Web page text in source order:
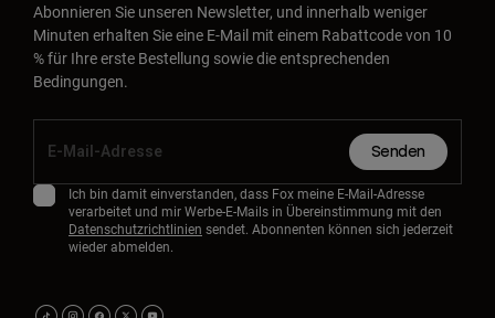
Abonnieren Sie unseren Newsletter, und innerhalb weniger
Minuten erhalten Sie eine E-Mail mit einem Rabattcode von 10
% für Ihre erste Bestellung sowie die entsprechenden
Bedingungen.
Senden
Ich bin damit einverstanden, dass Fox meine E-Mail-Adresse
verarbeitet und mir Werbe-E-Mails in Übereinstimmung mit den
Datenschutzrichtlinien sendet. Abonnenten können sich jederzeit
wieder abmelden.